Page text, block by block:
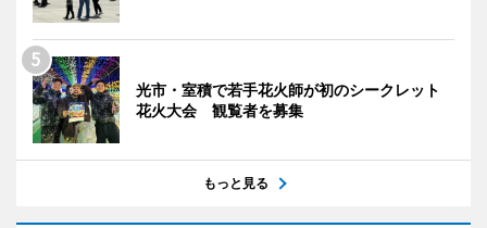
光市・室積で若手花火師が初のシークレット
花火大会 観覧者を募集
もっと見る